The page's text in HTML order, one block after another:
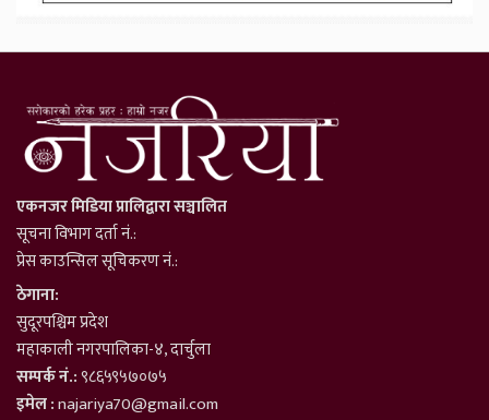
एकनजर मिडिया प्रालिद्वारा सञ्चालित
सूचना विभाग दर्ता नं.:
प्रेस काउन्सिल सूचिकरण नं.:
ठेगाना:
सुदूरपश्चिम प्रदेश
महाकाली नगरपालिका-४, दार्चुला
सम्पर्क नं.:९८६५९५७०७५
इमेल :najariya70@gmail.com